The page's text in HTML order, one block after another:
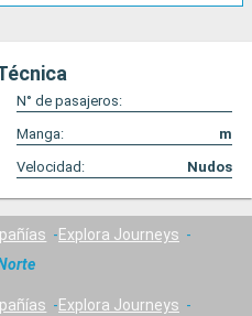
N° de pasajeros:
Manga:
m
Velocidad: Nudos
Explora Journeys
Explora Journeys